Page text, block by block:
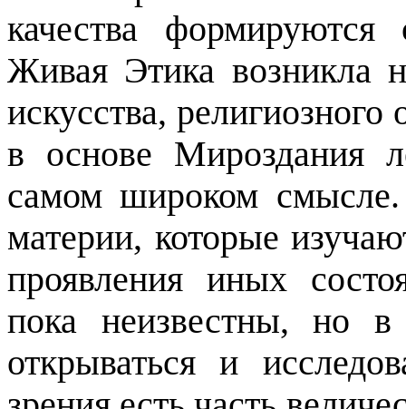
качества
Живая Этика возникла
искусства,
в основе Мироздания
самом широком
материи, которые
проявления иных
пока неизвестны, но в
открываться и